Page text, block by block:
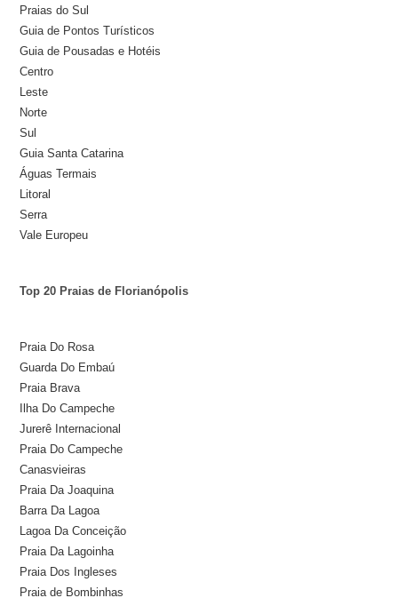
Praias do Sul
Guia de Pontos Turísticos
Guia de Pousadas e Hotéis
Centro
Leste
Norte
Sul
Guia Santa Catarina
Águas Termais
Litoral
Serra
Vale Europeu
Top 20 Praias de Florianópolis
Praia Do Rosa
Guarda Do Embaú
Praia Brava
Ilha Do Campeche
Jurerê Internacional
Praia Do Campeche
Canasvieiras
Praia Da Joaquina
Barra Da Lagoa
Lagoa Da Conceição
Praia Da Lagoinha
Praia Dos Ingleses
Praia de Bombinhas